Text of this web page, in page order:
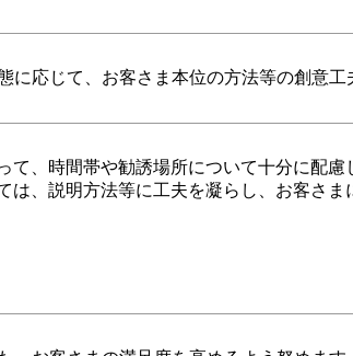
応じて、お客さま本位の方法等の創意工
、時間帯や勧誘場所について十分に配慮
、説明方法等に工夫を凝らし、お客さ